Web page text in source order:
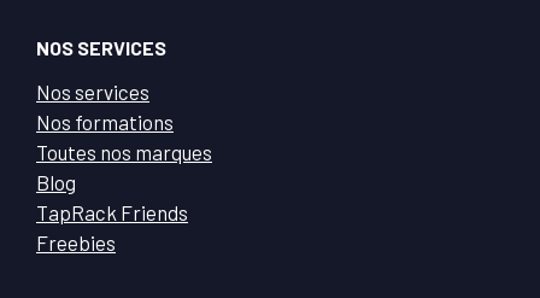
NOS SERVICES
Nos services
Nos formations
Toutes nos marques
Blog
TapRack Friends
Freebies